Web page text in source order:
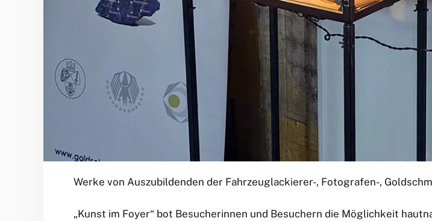
Werke von Auszubildenden der Fahrzeuglackierer-, Fotografen-,
„Kunst im Foyer“ bot Besucherinnen und Besuchern die Möglichkeit